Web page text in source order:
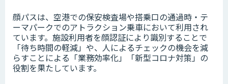
顔パスは、空港での保安検査場や搭乗口の通過時・テ
ーマパークでのアトラクション乗車において利用され
ています。施設利用者を顔認証により識別することで
「待ち時間の軽減」や、人によるチェックの機会を減
らすことによる「業務効率化」「新型コロナ対策」の
役割を果たしています。